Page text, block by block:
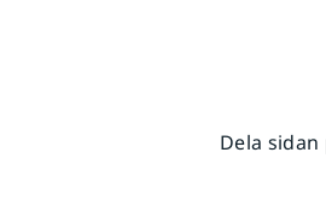
Dela sidan